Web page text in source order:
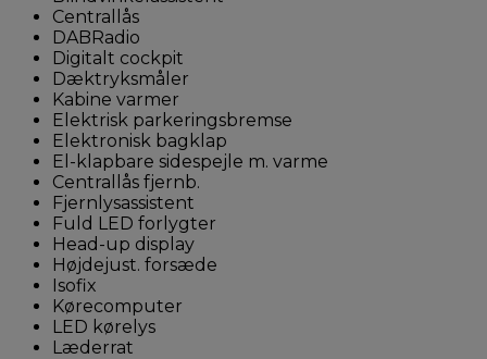
Centrallås
DABRadio
Digitalt cockpit
Dæktryksmåler
Kabine varmer
Elektrisk parkeringsbremse
Elektronisk bagklap
El-klapbare sidespejle m. varme
Centrallås fjernb.
Fjernlysassistent
Fuld LED forlygter
Head-up display
Højdejust. forsæde
Isofix
Kørecomputer
LED kørelys
Læderrat